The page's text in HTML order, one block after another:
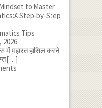
to Master
Step-by-Step
Tips
2026
में महारत हासिल करने
[…]